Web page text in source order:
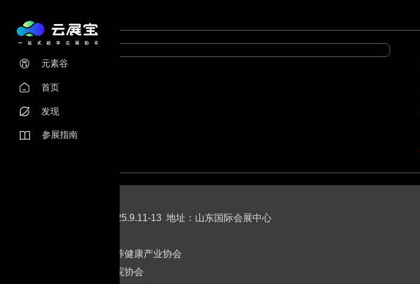
 元素谷
 首页
 发现
 参展指南
时间：2025.9.11-13 地址：山东国际会展中心
山东省医养健康产业协会
山东省医院协会